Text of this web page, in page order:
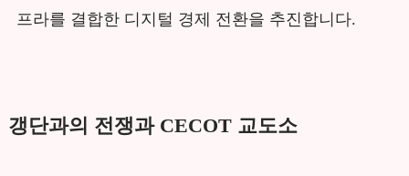
프라를 결합한 디지털 경제 전환을 추진합니다.
갱단과의 전쟁과 CECOT 교도소